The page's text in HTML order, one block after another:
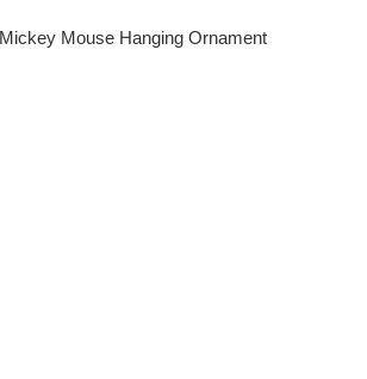
Mickey Mouse Hanging Ornament